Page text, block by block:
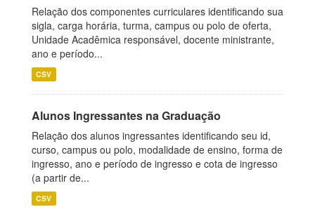
Relação dos componentes curriculares identificando sua
sigla, carga horária, turma, campus ou polo de oferta,
Unidade Acadêmica responsável, docente ministrante,
ano e período...
CSV
Alunos Ingressantes na Graduação
Relação dos alunos ingressantes identificando seu id,
curso, campus ou polo, modalidade de ensino, forma de
ingresso, ano e período de ingresso e cota de ingresso
(a partir de...
CSV